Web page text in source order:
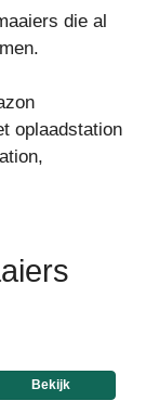
die al
oplaadstation
Bekijk